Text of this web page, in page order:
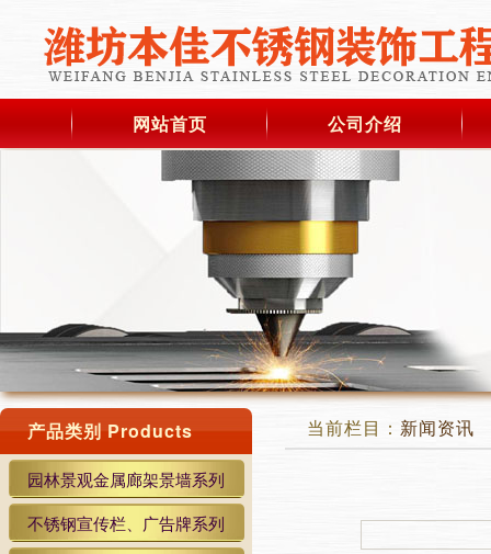
网站首页 公司介绍
产品类别 Products
园林景观金属廊架景墙系列
不锈钢宣传栏、广告牌系列
当前栏目： 新闻资讯